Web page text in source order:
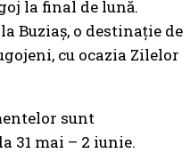
la final de lună.
Buziaș, o destinație de
cu ocazia Zilelor
sunt
31 mai – 2 iunie.